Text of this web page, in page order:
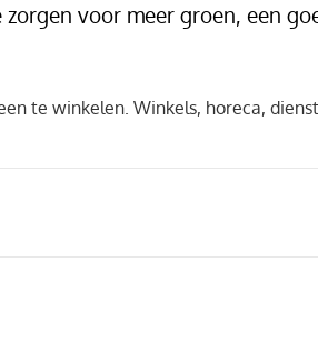
voor meer groen, een
te winkelen. Winkels, horeca,